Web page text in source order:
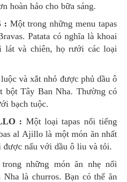
hoàn hảo cho bữa sáng.
: Một trong những menu tapas
Patata có nghĩa là khoai
lát và chiên, họ rưới các loại
và xắt nhỏ được phủ dầu ô
bột Tây Ban Nha. Thường có
bạch tuộc.
: Một loại tapas nổi tiếng
al Ajillo là một món ăn nhất
nấu với dầu ô liu và tỏi.
những món ăn nhẹ nổi
là churros. Bạn có thể ăn